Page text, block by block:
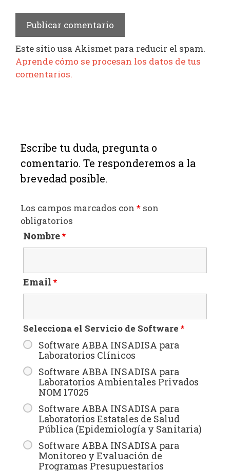
Este sitio usa Akismet para reducir el spam.
Aprende cómo se procesan los datos de tus
comentarios.
Escribe tu duda, pregunta o
comentario. Te responderemos a la
brevedad posible.
Los campos marcados con * son
obligatorios
Nombre*
Email *
Selecciona el Servicio de Software *
Software ABBA INSADISA para
Laboratorios Clínicos
Software ABBA INSADISA para
Laboratorios Ambientales Privados
NOM 17025
Software ABBA INSADISA para
Laboratorios Estatales de Salud
Pública (Epidemiología y Sanitaria)
Software ABBA INSADISA para
Monitoreo y Evaluación de
Programas Presupuestarios